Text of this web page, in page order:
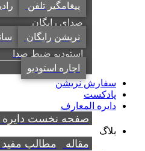
پیغامگیر تلفن
صدای رایگان
نریشن رایگان
استودیو ضبط صدا
اجاره استودیو
سفارش نریشن
پادکست
دایره المعارف
صفحه نخست دایره
بلاگ
مقاله مطالب مفید